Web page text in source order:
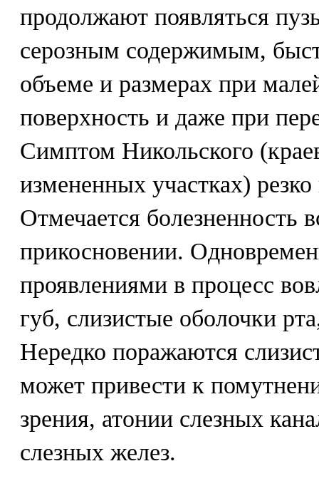
продолжают появляться
серозным содержимым,
объеме и размерах при
поверхность и даже при
Симптом Никольского
измененных участках)
Отмечается болезненность
прикосновении.
проявлениями в процесс
губ, слизистые оболочки
Нередко поражаются
может привести к
зрения, атонии слезных
слезных желез.